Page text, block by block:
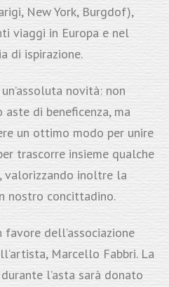
New York, Burgdof),
viaggi in Europa e nel
di ispirazione.
novità: non
di beneficenza, ma
un ottimo modo per unire
trascorre insieme qualche
valorizzando inoltre la
nostro concittadino.
dell’associazione
Marcello Fabbri. La
l’asta sarà donato